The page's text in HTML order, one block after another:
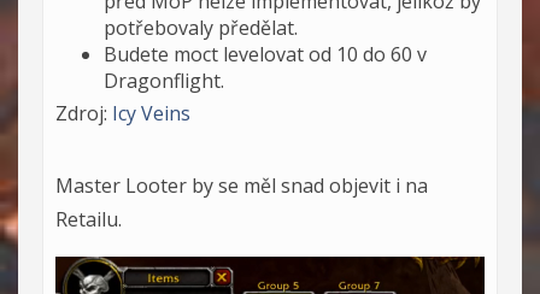
potřebovaly předělat.
Budete moct levelovat od 10 do 60 v
Dragonflight.
Zdroj: Icy Veins
Master Looter by se měl snad objevit i na
Retailu.